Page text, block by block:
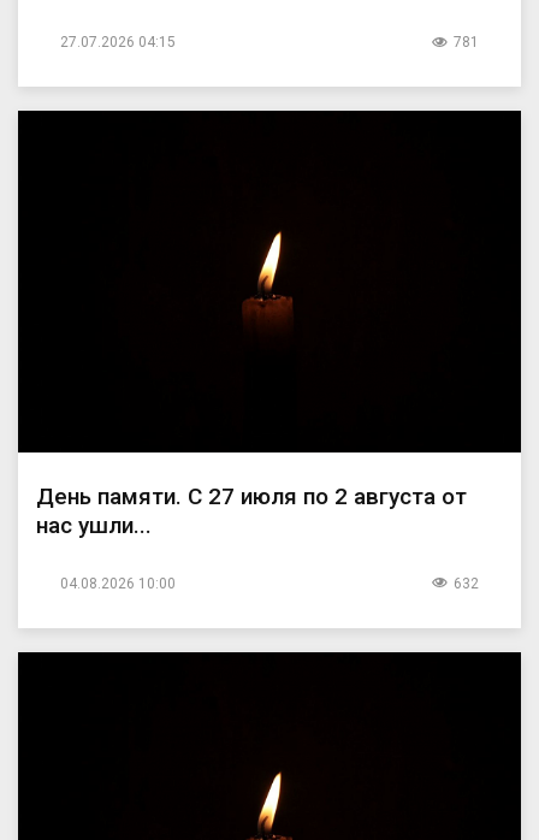
27.07.2026 04:15 781
День памяти. С 27 июля по 2 августа от
нас ушли...
04.08.2026 10:00 632